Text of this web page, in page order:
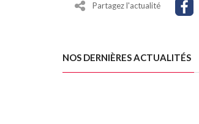
Partagez l'actualité
NOS DERNIÈRES ACTUALITÉS